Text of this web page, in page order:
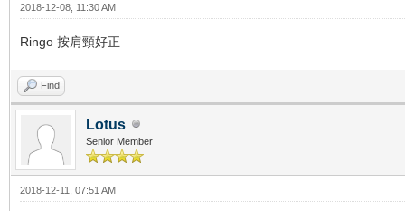
2018-12-08, 11:30 AM
Ringo 按肩頸好正
Find
Lotus
Senior Member
2018-12-11, 07:51 AM